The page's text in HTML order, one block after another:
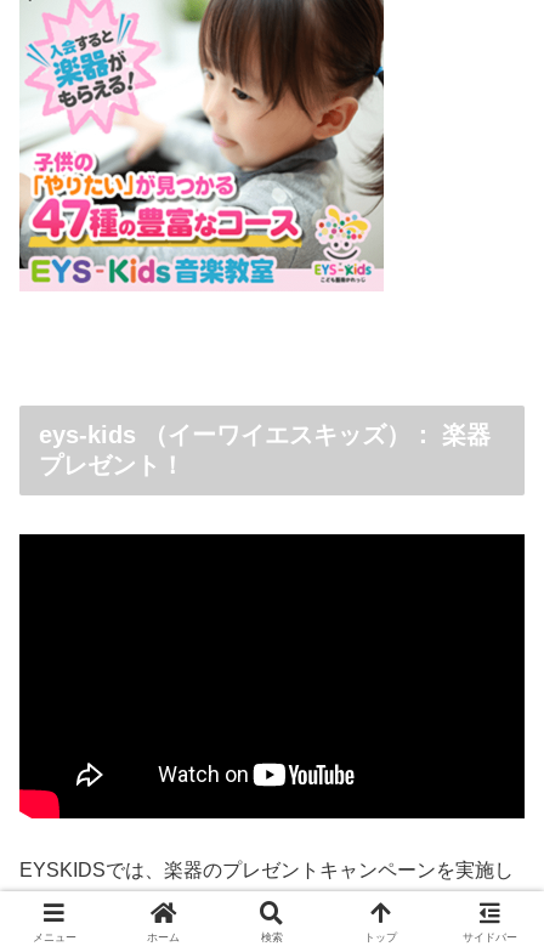
eys-kids （イーワイエスキッズ）： 楽器
プレゼント！
EYSKIDSでは、楽器のプレゼントキャンペーンを実施し
ています。
メニュー ホーム 検索 トップ サイドバー